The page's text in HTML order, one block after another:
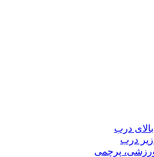
درب
زیر درب
پرچمی